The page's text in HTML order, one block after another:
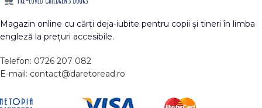
Magazin online cu cărți deja-iubite pentru copii și tineri în limba
engleză la prețuri accesibile.
Telefon: 0726 207 082
E-mail: contact@daretoread.ro